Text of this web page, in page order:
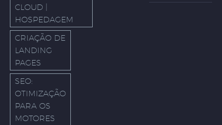
CLOUD |
HOSPEDAGEM
CRIAÇÃO DE
LANDING
PAGES
SEO:
OTIMIZAÇÃO
PARA OS
MOTORES